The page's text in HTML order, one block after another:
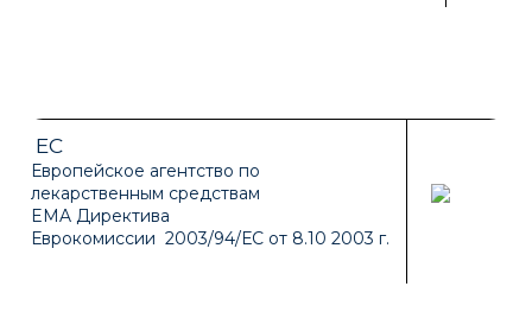
EC
Европейское агентство по
лекарственным средствам
EMA Директива
Еврокомиссии 2003/94/ЕС от 8.10 2003 г.